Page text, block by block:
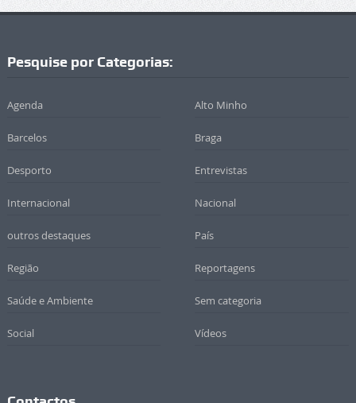
Pesquise por Categorias:
Agenda Alto Minho
Barcelos Braga
Desporto Entrevistas
Internacional Nacional
outros destaques País
Região Reportagens
Saúde e Ambiente Sem categoria
Social Vídeos